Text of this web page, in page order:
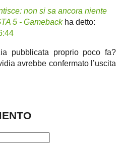
non si sa ancora niente
5 - Gameback ha detto:
pubblicata proprio poco fa?
avrebbe confermato l’uscita